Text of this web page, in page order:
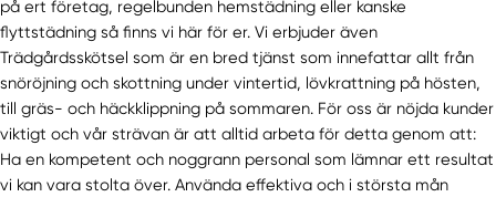
på ert företag, regelbunden hemstädning eller kanske
flyttstädning så finns vi här för er. Vi erbjuder även
Trädgårdsskötsel som är en bred tjänst som innefattar allt från
snöröjning och skottning under vintertid, lövkrattning på hösten,
till gräs- och häckklippning på sommaren. För oss är nöjda kunder
viktigt och vår strävan är att alltid arbeta för detta genom att:
Ha en kompetent och noggrann personal som lämnar ett resultat
vi kan vara stolta över. Använda effektiva och i största mån